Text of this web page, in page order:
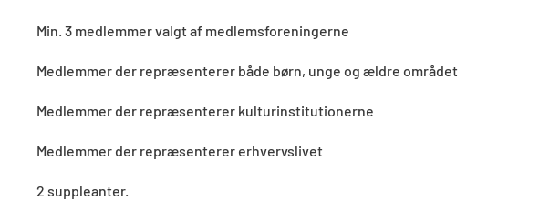
Min. 3 medlemmer valgt af medlemsforeningerne
Medlemmer der repræsenterer både børn, unge og ældre området
Medlemmer der repræsenterer kulturinstitutionerne
Medlemmer der repræsenterer erhvervslivet
2 suppleanter.